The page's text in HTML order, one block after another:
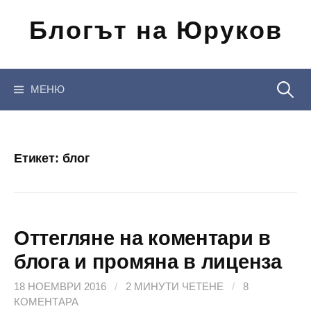
съдържанието
Блогът на Юруков
МЕНЮ
Етикет: блог
Оттегляне на коментари в
блога и промяна в лиценза
18 НОЕМВРИ 2016 / 2 МИНУТИ ЧЕТЕНЕ /
8
КОМЕНТАРА